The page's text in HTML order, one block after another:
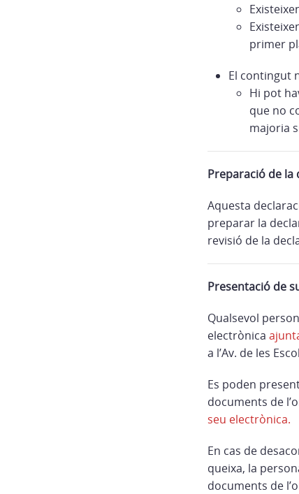
primer
El contingut
Hi pot
que no
majoria
Preparació de la
Aquesta
preparar la
revisió de la
Presentació de
Qualsevol
electrònica
a l’Av. de les
Es poden
documents de
seu electrònica.
En cas de
queixa, la
documents de